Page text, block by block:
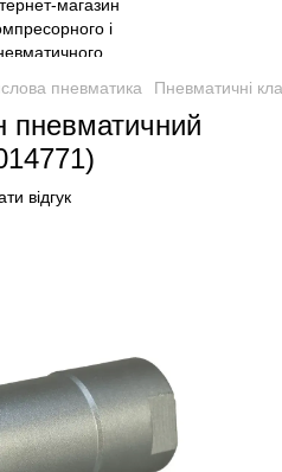
пневматика Пневматичні
пневматичний
відгук